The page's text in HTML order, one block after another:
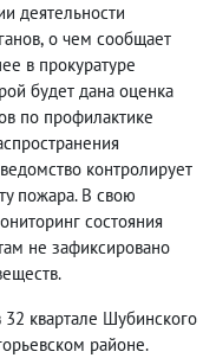
деятельности
, о чем сообщает
в прокуратуре
будет дана оценка
по профилактике
контролирует
пожара. В свою
состояния
не зафиксировано
квартале Шубинского
районе.